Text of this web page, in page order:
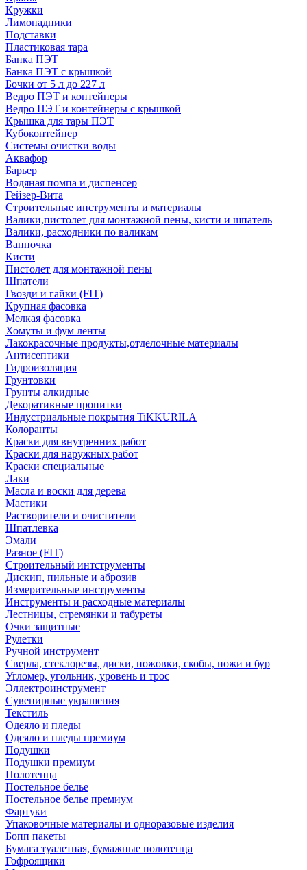
Кружки
Лимонадники
Подставки
Пластиковая тара
Банка ПЭТ
Банка ПЭТ с крышкой
Бочки от 5 л до 227 л
Ведро ПЭТ и контейнеры
Ведро ПЭТ и контейнеры с крышкой
Крышка для тары ПЭТ
Кубоконтейнер
Системы очистки воды
Аквафор
Барьер
Водяная помпа и диспенсер
Гейзер-Вита
Строительные инструменты и материалы
Валики,пистолет для монтажной пены, кисти и шпатель
Валики, расходники по валикам
Ванночка
Кисти
Пистолет для монтажной пены
Шпатели
Гвозди и гайки (FIT)
Крупная фасовка
Мелкая фасовка
Хомуты и фум ленты
Лакокрасочные продукты,отделочные материалы
Антисептики
Гидроизоляция
Грунтовки
Грунты алкидные
Декоративные пропитки
Индустриальные покрытия TiKKURILA
Колоранты
Краски для внутренних работ
Краски для наружных работ
Краски специальные
Лаки
Масла и воски для дерева
Мастики
Растворители и очистители
Шпатлевка
Эмали
Разное (FIT)
Строительный интструменты
Дискип, пильные и аброзив
Измерительные инструменты
Инструменты и расходные материалы
Лестницы, стремянки и табуреты
Очки защитные
Рулетки
Ручной инструмент
Сверла, стеклорезы, диски, ножовки, скобы, ножи и бур
Угломер, угольник, уровень и трос
Эллектроинструмент
Сувенирные украшения
Текстиль
Одеяло и пледы
Одеяло и пледы премиум
Подушки
Подушки премиум
Полотенца
Постельное белье
Постельное белье премиум
Фартуки
Упаковочные материалы и одноразовые изделия
Бопп пакеты
Бумага туалетная, бумажные полотенца
Гофроящики